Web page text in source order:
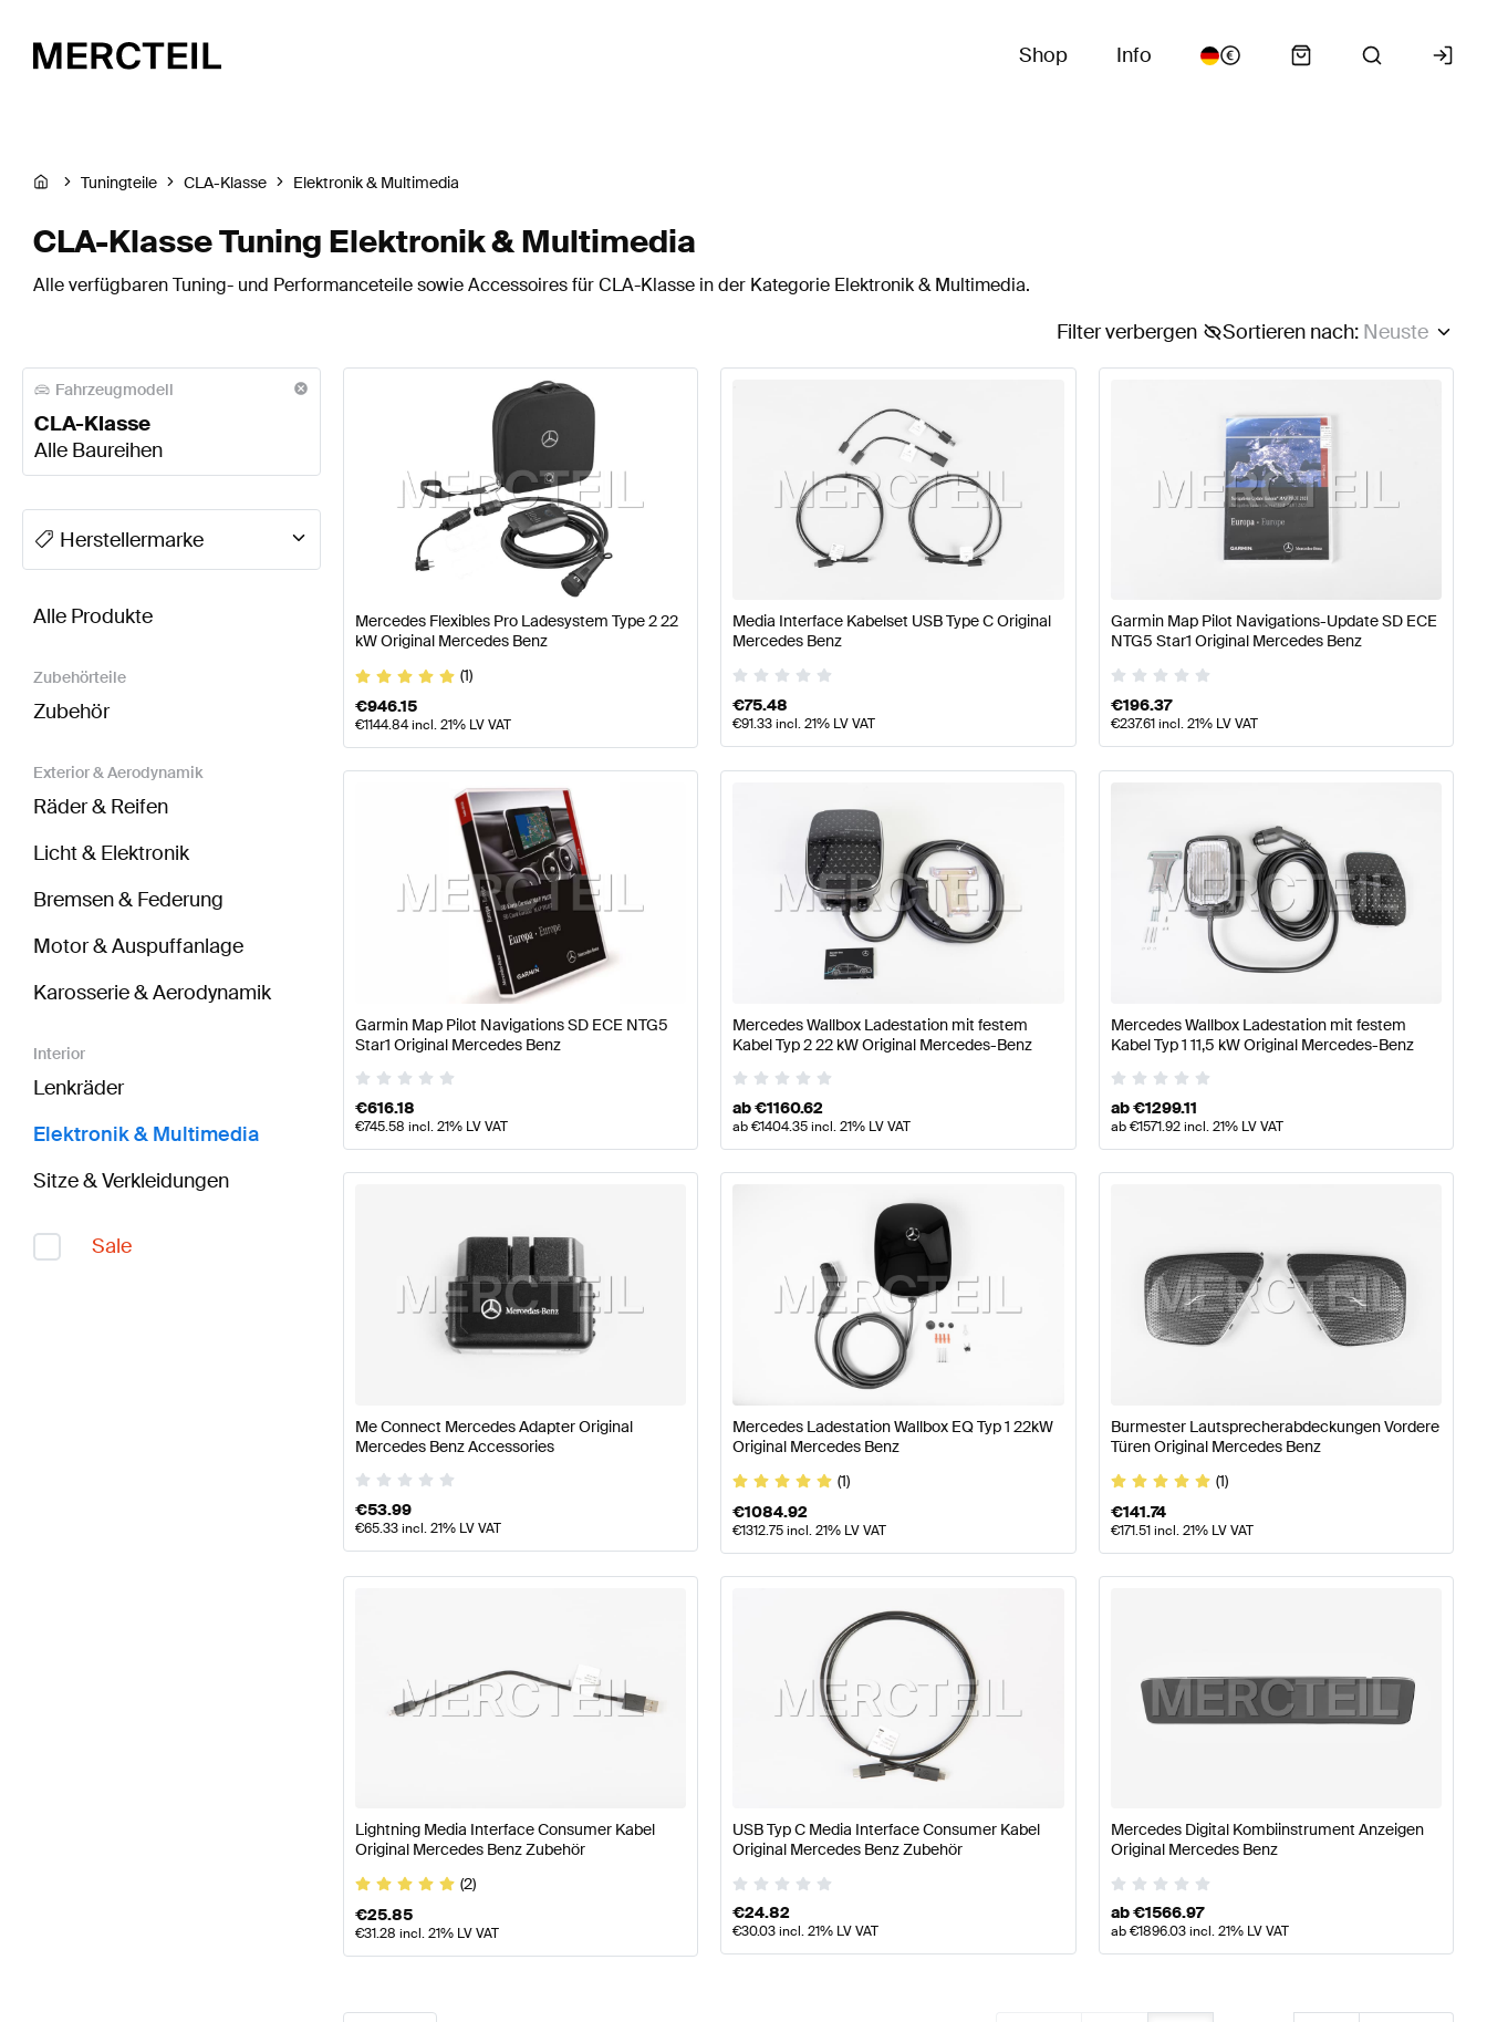
Shop Info
Tuningteile CLA-Klasse Elektronik & Multimedia
CLA-Klasse Tuning Elektronik & Multimedia
Alle verfügbaren Tuning- und Performanceteile sowie Accessoires für CLA-Klasse in der Kategorie Elektronik & Multimedia.
Sortieren nach: Neuste
Filter verbergen
Fahrzeugmodell
CLA-Klasse
Alle Baureihen
A-Klasse W177 Modellpflege Tuning Elektronik & Multimedia A-Klasse W177 Tuning Elektronik & MultimediaA-Klasse
Herstellermarke
AMG CLA-Klasse Elektronik & Multimedia
Alle Produkte
Zubehörteile
Zubehör
Exterior & Aerodynamik
Räder & Reifen
Licht & Elektronik
Bremsen & Federung
Motor & Auspuffanlage
Karosserie & Aerodynamik
Interior
Lenkräder
Elektronik & Multimedia
Sitze & Verkleidungen
Sale
Mercedes Flexibles Pro Ladesystem Type 2 22
kW Original Mercedes Benz
(1)
€946.15
€1144.84incl. 21% LV VAT
Media Interface Kabelset USB Type C Original
Mercedes Benz
€75.48
€91.33incl. 21% LV VAT
Garmin Map Pilot Navigations-Update SD ECE
NTG5 Star1 Original Mercedes Benz
€196.37
€237.61incl. 21% LV VAT
Garmin Map Pilot Navigations SD ECE NTG5
Star1 Original Mercedes Benz
€616.18
€745.58 incl. 21% LV VAT
Mercedes Wallbox Ladestation mit festem
Kabel Typ 2 22 kW Original Mercedes-Benz
ab€1160.62
ab€1404.35incl. 21% LV VAT
Mercedes Wallbox Ladestation mit festem
Kabel Typ 1 11,5 kW Original Mercedes-Benz
ab€1299.11
ab€1571.92incl. 21% LV VAT
Me Connect Mercedes Adapter Original
Mercedes Benz Accessories
€53.99
€65.33incl. 21% LV VAT
Mercedes Ladestation Wallbox EQ Typ 1 22kW
Original Mercedes Benz
(1)
€1084.92
€1312.75incl. 21% LV VAT
Burmester Lautsprecherabdeckungen Vordere
Türen Original Mercedes Benz
(1)
€141.74
€171.51incl. 21% LV VAT
Lightning Media Interface Consumer Kabel
Original Mercedes Benz Zubehör
(2)
€25.85
€31.28 incl. 21% LV VAT
USB Typ C Media Interface Consumer Kabel
Original Mercedes Benz Zubehör
€24.82
€30.03incl. 21% LV VAT
Mercedes Digital Kombiinstrument Anzeigen
Original Mercedes Benz
ab€1566.97
ab€1896.03incl. 21% LV VAT